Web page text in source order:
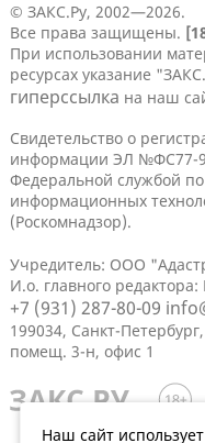
© ЗАКС.Ру, 2002—2026.
Все права защищены.
При использовании
ресурсах указание
гиперссылка на наш
Свидетельство о
информации ЭЛ №ФС77-
Федеральной службой
информационных
(Роскомнадзор).
Учредитель: ООО
И.о. главного
+7 (931) 287-80-09
199034, Санкт-
помещ. 3-н, офис 1
Наш сайт